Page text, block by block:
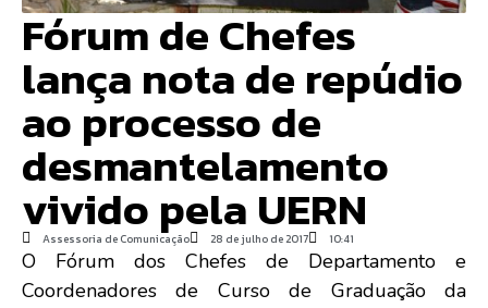
Fórum de Chefes
lança nota de repúdio
ao processo de
desmantelamento
vivido pela UERN
Assessoria de Comunicação 28 de julho de 2017 10:41
O Fórum dos Chefes de Departamento e
Coordenadores de Curso de Graduação da